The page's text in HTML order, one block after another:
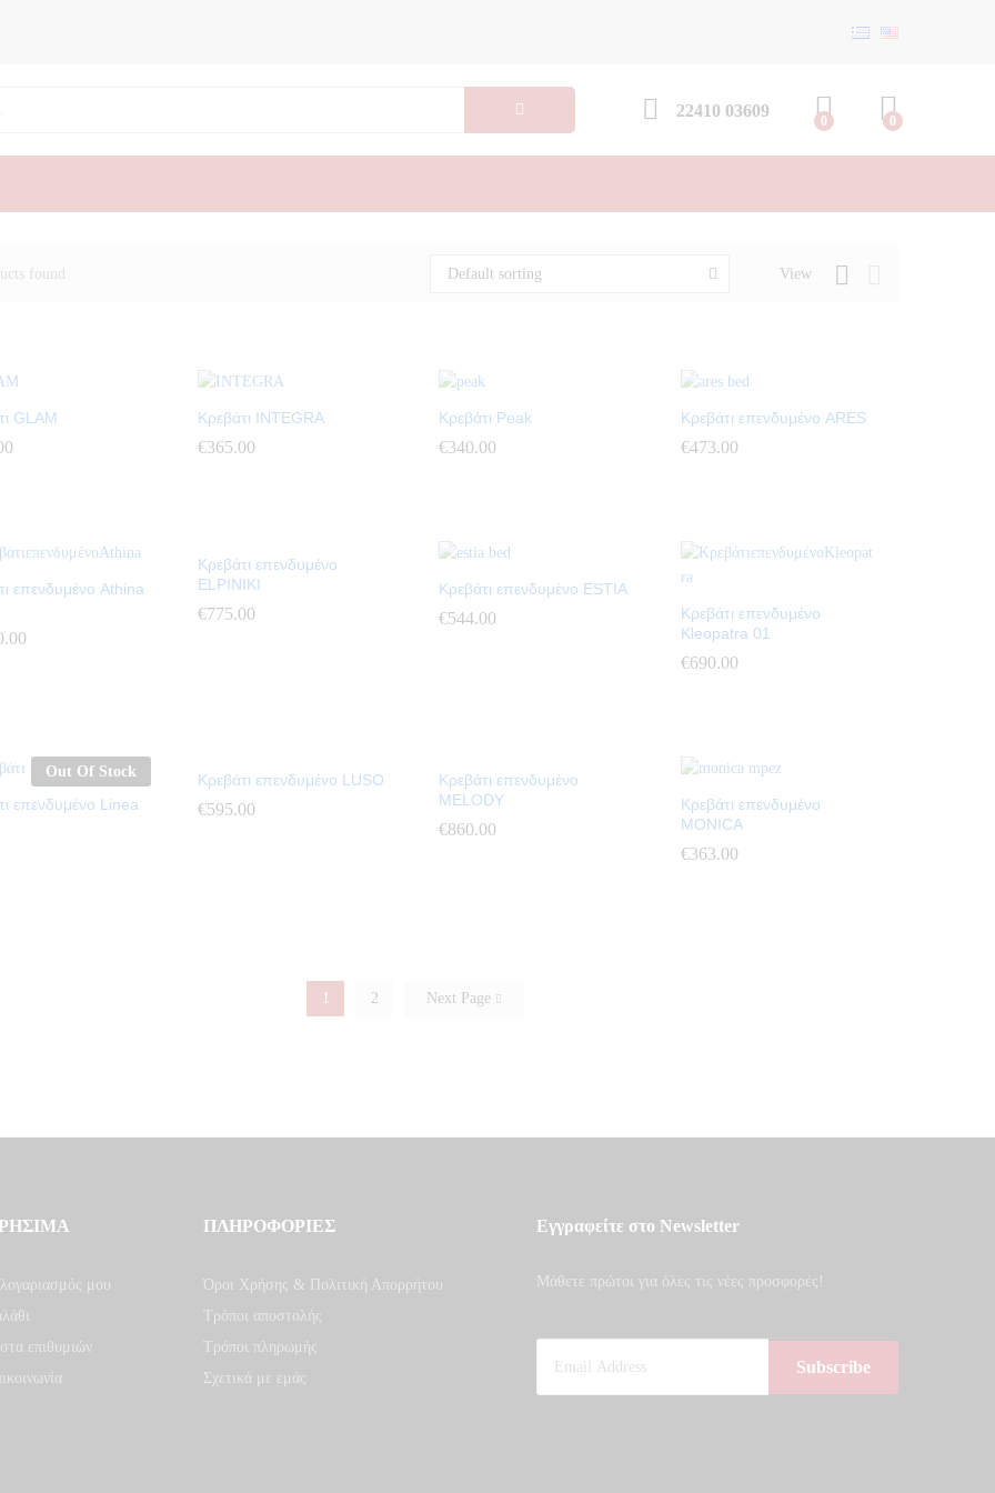
22410 03609
0 0
found View
Default sorting
GLAM Κρεβάτι INTEGRA
€365.00
€365.00
Κρεβάτι Peak
€340.00
€340.00
Κρεβάτι επενδυμένο ARES
€473.00
€473.00
επενδυμένο Athina
Κρεβάτι επενδυμένο
ELPINIKI
€775.00
€775.00
Κρεβάτι επενδυμένο ESTIA
€544.00
€544.00
Κρεβάτι επενδυμένο
Kleopatra 01
€690.00
€690.00
Out Of Stock
επενδυμένο Linea
Κρεβάτι επενδυμένο LUSO
€595.00
€595.00
Κρεβάτι επενδυμένο
MELODY
€860.00
€860.00
Κρεβάτι επενδυμένο
MONICA
€363.00
€363.00
2 Next Page
μου
επιθυμιών
ΠΛΗΡΟΦΟΡΙΕΣ
Όροι Χρήσης & Πολιτική Απορρήτου
Τρόποι αποστολής
Τρόποι πληρωμής
Σχετικά με εμάς
Εγγραφείτε στο Newsletter
Μάθετε πρώτοι για όλες τις νέες προσφορές!